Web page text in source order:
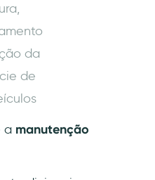
da
de
a manutenção